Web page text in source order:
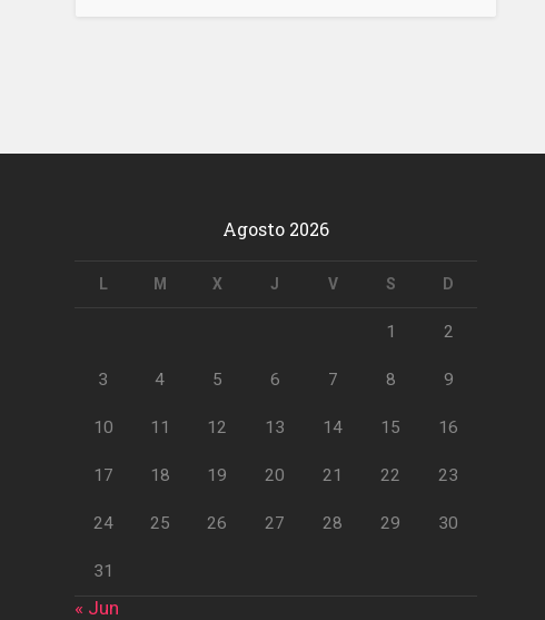
Agosto 2026
L M X J V S D
1 2
3 4 5 6 7 8 9
10 11 12 13 14 15 16
17 18 19 20 21 22 23
24 25 26 27 28 29 30
31
« Jun